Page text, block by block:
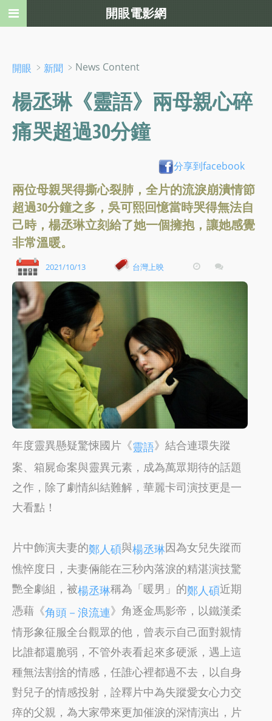
開眼 ﹥ 新聞 ﹥News Content
楊丞琳《靈語》兩母親心碎
痛哭超過30分鐘
分享到facebook
兩位母親哭得撕心裂肺，全片的流淚崩潰情節
超過30分鐘之多，吳可熙回憶當時哭得無法自
己時，楊丞琳立刻給了她一個擁抱，讓她感覺
非常溫暖。
2021/10/13 台灣上映
年度靈異懸疑驚悚國片《靈語》結合連環失蹤
案、箱屍命案與靈異元素，成為萬眾期待的話題
之作，除了劇情糾結難解，華麗卡司演技更是一
大看點！
片中飾演夫妻的鄭人碩與楊丞琳因為女兒失蹤而
憔悴度日，夫妻倆能在三秒內落淚的精湛演技驚
艷全劇組，被楊丞琳稱為「暖男」的鄭人碩近期
憑藉《角頭－浪流連》角逐金馬影帝，以鐵漢柔
情形象征服全台觀眾的他，曾表示自己面對親情
比誰都還脆弱，不管外表看起來多硬派，遇上這
種無法割捨的情感，任誰心裡都過不去，以自身
對兒子的情感投射，詮釋片中為失蹤愛女心力交
瘁的父親，為大家帶來更加催淚的深情演出，片
開眼電影網